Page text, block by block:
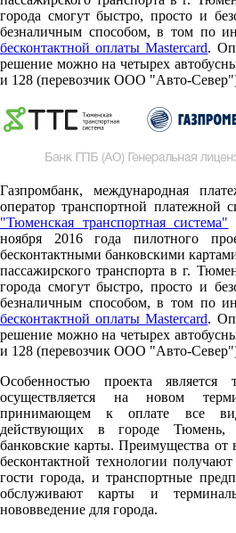
города смогут быстро, просто и
безналичным способом, в том по
бесконтактной оплаты Mastercard.
решение можно на четырех
и 128 (перевозчик ООО "Авто-
Газпромбанк, международная
оператор транспортной платежной
"Тюменская транспортная система"
ноября 2016 года пилотного
бесконтактными банковскими
пассажирского транспорта в г.
города смогут быстро, просто и
безналичным способом, в том по
бесконтактной оплаты Mastercard.
решение можно на четырех
и 128 (перевозчик ООО "Авто-
Особенностью проекта
осуществляется на новом
принимающем к оплате все
действующих в городе Тюмень,
банковские карты. Преимущества от
бесконтактной технологии
гости города, и транспортные
обслуживают карты и
нововведение для города.